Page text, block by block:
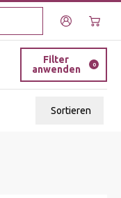
Filter
anwenden
0
Sortieren